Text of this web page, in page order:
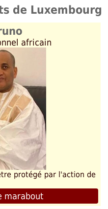
de Luxembourg
africain
protégé par l'action de
marabout